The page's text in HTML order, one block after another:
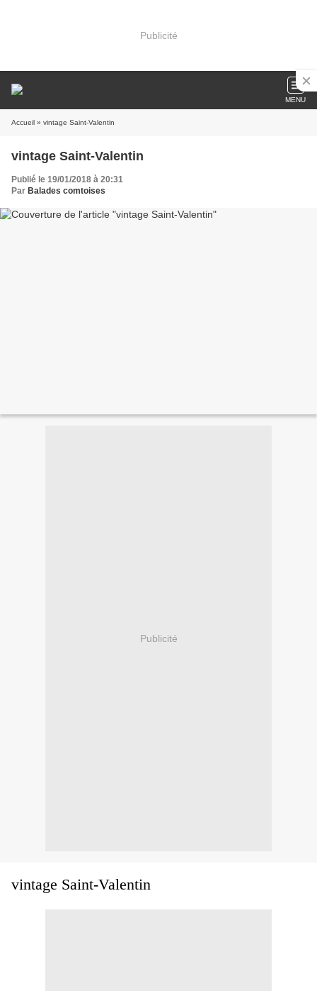
Publicité
MENU
Accueil » vintage Saint-Valentin
vintage Saint-Valentin
Publié le 19/01/2018 à 20:31
Par Balades comtoises
Publicité
vintage Saint-Valentin